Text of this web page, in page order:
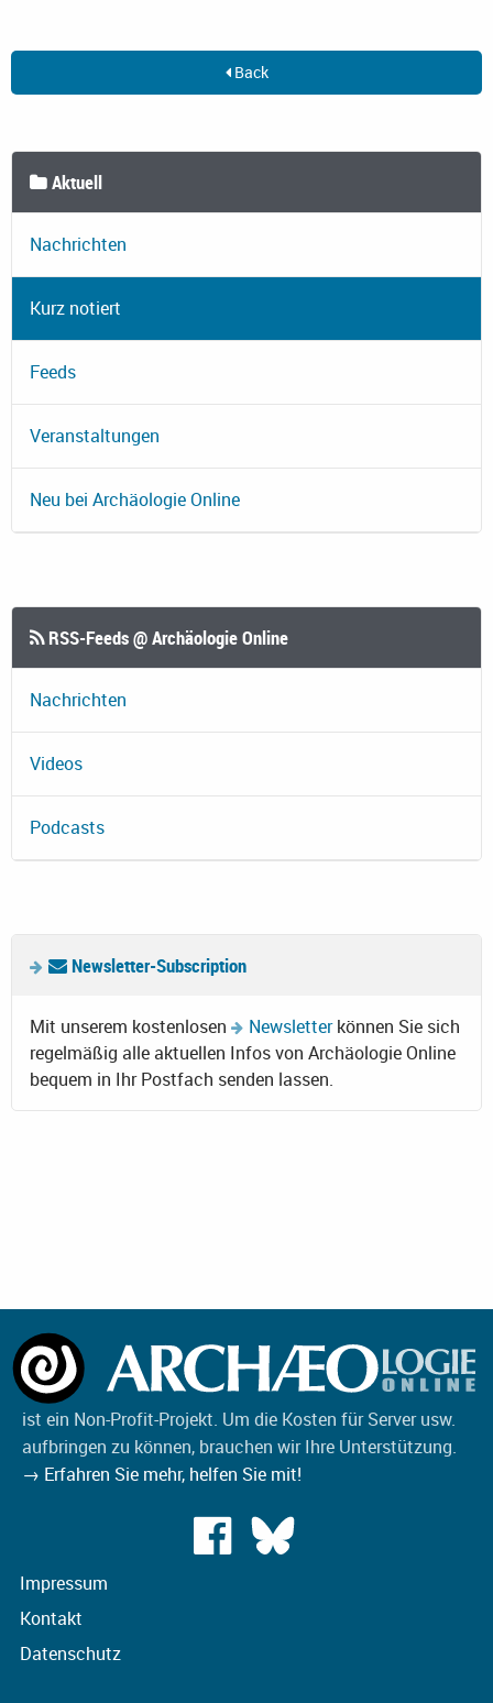
Back
Aktuell
Nachrichten
Kurz notiert
Feeds
Veranstaltungen
Neu bei Archäologie Online
RSS-Feeds @ Archäologie Online
Nachrichten
Videos
Podcasts
Newsletter-Subscription
Mit unserem kostenlosen Newsletterkönnen Sie sich
regelmäßig alle aktuellen Infos von Archäologie Online
bequem in Ihr Postfach senden lassen.
ist ein Non-Profit-Projekt. Um die Kosten für Server usw.
aufbringen zu können, brauchen wir Ihre Unterstützung.
→ Erfahren Sie mehr, helfen Sie mit!
Impressum
Kontakt
Datenschutz